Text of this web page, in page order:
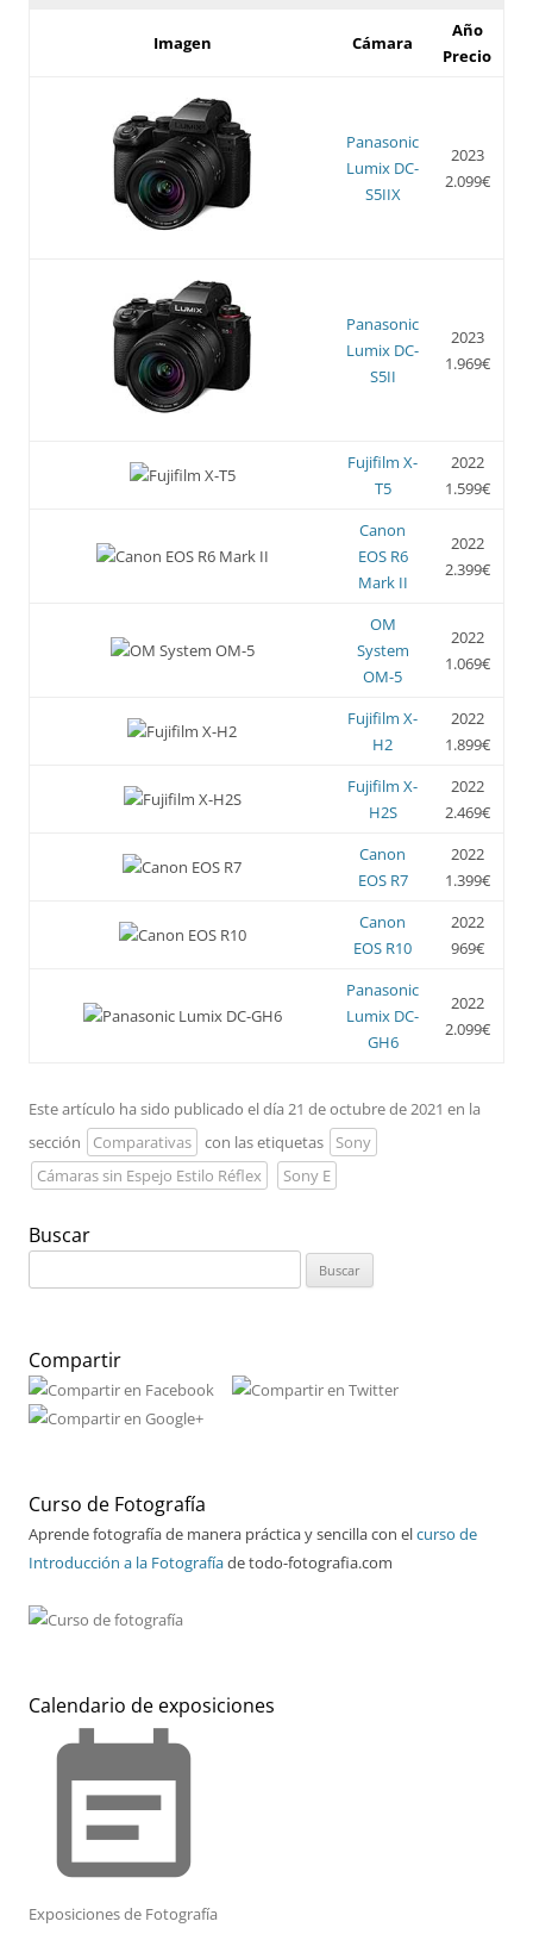
Imagen Cámara
Año
Precio
Panasonic
Lumix DC-
S5IIX
2023
2.099€
Panasonic
Lumix DC-
S5II
2023
1.969€
Fujifilm X-
T5
2022
1.599€
Canon
EOS R6
Mark II
2022
2.399€
OM
System
OM-5
2022
1.069€
Fujifilm X-
H2
2022
1.899€
Fujifilm X-
H2S
2022
2.469€
Canon
EOS R7
2022
1.399€
Canon
EOS R10
2022
969€
Panasonic
Lumix DC-
GH6
2022
2.099€
Este artículo ha sido publicado el día 21 de octubre de 2021 en la
sección
Comparativas con las etiquetas
Sony
Cámaras sin Espejo Estilo Réflex
Sony E
Buscar
Compartir
Curso de Fotografía
Aprende fotografía de manera práctica y sencilla con elcurso de
Introducción a la Fotografíade todo-fotografia.com
Calendario de exposiciones
event_note
Exposiciones de Fotografía